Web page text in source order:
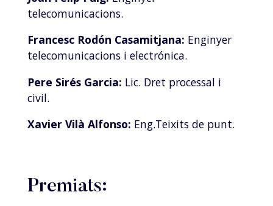
telecomunicacions.
Francesc Rodón Casamitjana: Enginyer
telecomunicacions i electrónica.
Pere Sirés Garcia: Lic. Dret processal i
civil.
Xavier Vilà Alfonso: Eng.Teixits de punt.
Premiats: